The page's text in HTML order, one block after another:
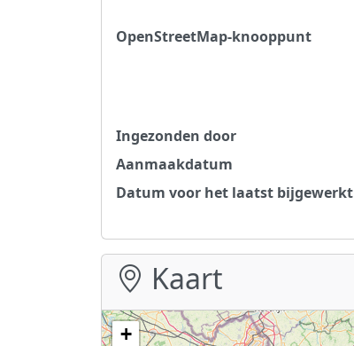
OpenStreetMap-knooppunt
Ingezonden door
Aanmaakdatum
Datum voor het laatst bijgewerkt
Kaart
+